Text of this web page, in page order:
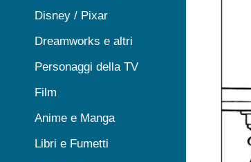
Disney / Pixar
Dreamworks e altri
Personaggi della TV
Film
Anime e Manga
Libri e Fumetti